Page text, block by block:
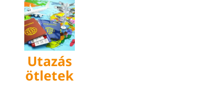
content
Utazás
ötletek